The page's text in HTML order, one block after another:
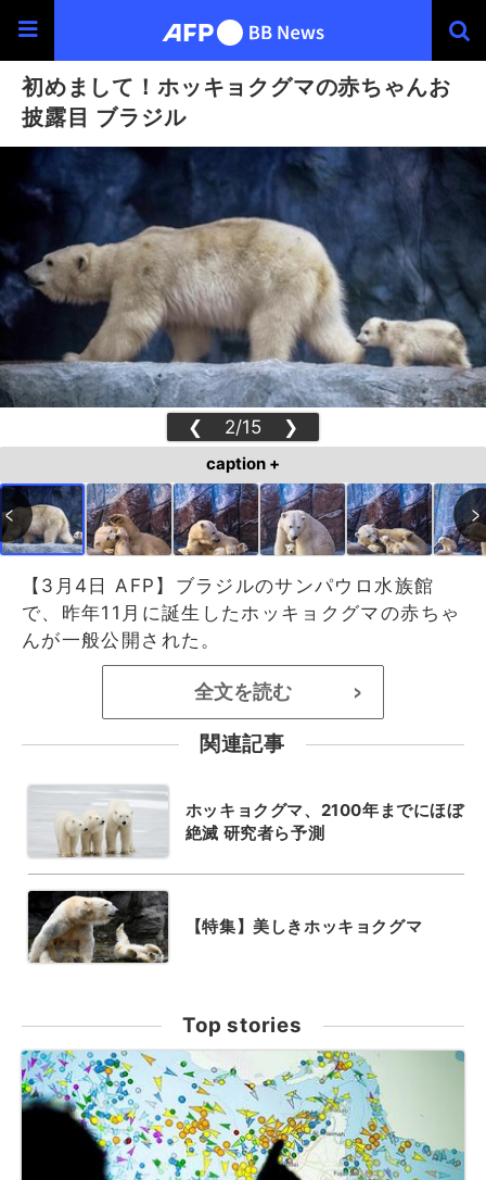
初めまして！ホッキョクグマの赤ちゃんお
披露目 ブラジル
❮ 2/15 ❯
caption +
【3月4日 AFP】ブラジルのサンパウロ水族館
で、昨年11月に誕生したホッキョクグマの赤ちゃ
んが一般公開された。
全文を読む >
関連記事
ホッキョクグマ、2100年までにほぼ
絶滅 研究者ら予測
【特集】美しきホッキョクグマ
Top stories